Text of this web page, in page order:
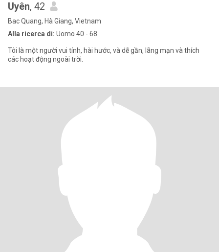
Uyên, 42
Bac Quang, Hà Giang, Vietnam
Alla ricerca di: Uomo 40 - 68
Tôi là một người vui tính, hài hước, và dễ gần, lãng mạn và thích
các hoạt động ngoài trời.